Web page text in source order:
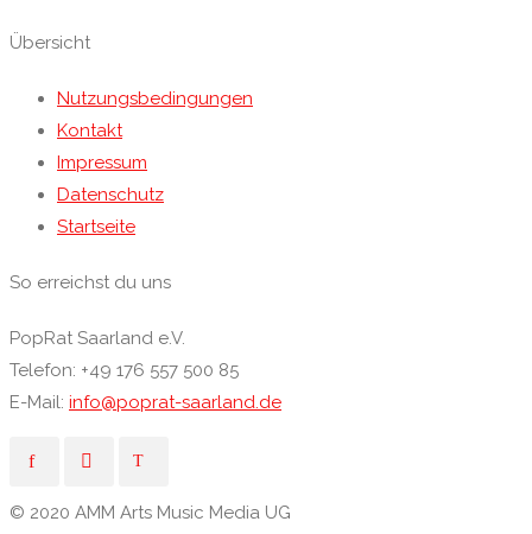
Übersicht
Nutzungsbedingungen
Kontakt
Impressum
Datenschutz
Startseite
So erreichst du uns
PopRat Saarland e.V.
Telefon: +49 176 557 500 85
E-Mail: info@poprat-saarland.de
© 2020 AMM Arts Music Media UG